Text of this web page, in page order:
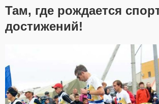
Там, где рождается
достижений!